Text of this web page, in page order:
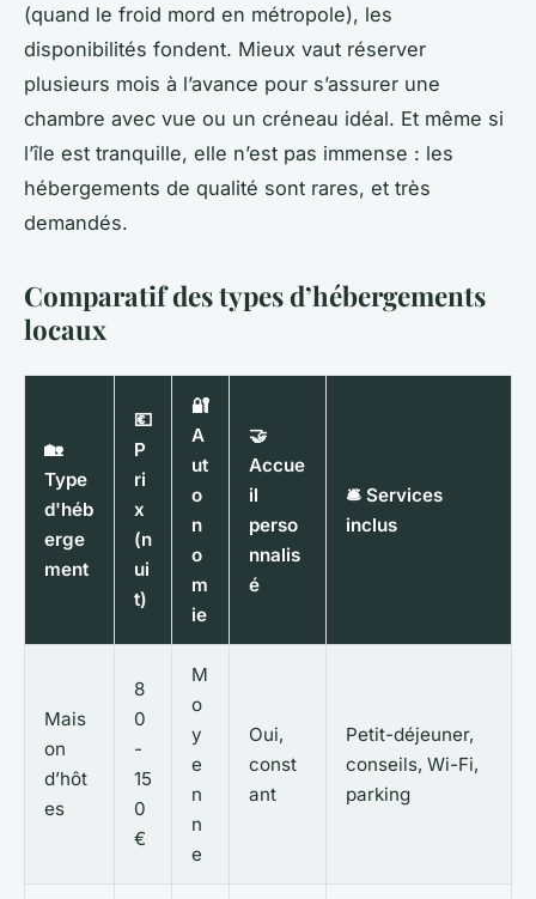
(quand le froid mord en métropole), les
disponibilités fondent. Mieux vaut réserver
plusieurs mois à l’avance pour s’assurer une
chambre avec vue ou un créneau idéal. Et même si
l’île est tranquille, elle n’est pas immense : les
hébergements de qualité sont rares, et très
demandés.
Comparatif des types d’hébergements
locaux
🏡
Type
d'héb
erge
ment
💶
P
ri
x
(n
ui
t)
🔐
A
ut
o
n
o
m
ie
🤝
Accue
il
perso
nnalis
é
🛎️ Services
inclus
Mais
on
d’hôt
es
8
0
-
15
0
€
M
o
y
e
n
n
e
Oui,
const
ant
Petit-déjeuner,
conseils, Wi-Fi,
parking